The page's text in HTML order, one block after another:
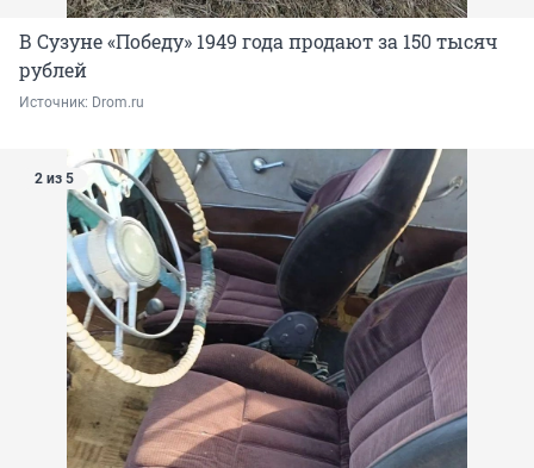
В Сузуне «Победу» 1949 года продают за 150 тысяч
рублей
Источник: Drom.ru
2 из 5